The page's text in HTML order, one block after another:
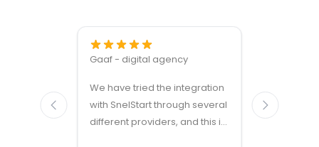
Gaaf - digital agency
We have tried the integration
with SnelStart through several
different providers, and this is
modules